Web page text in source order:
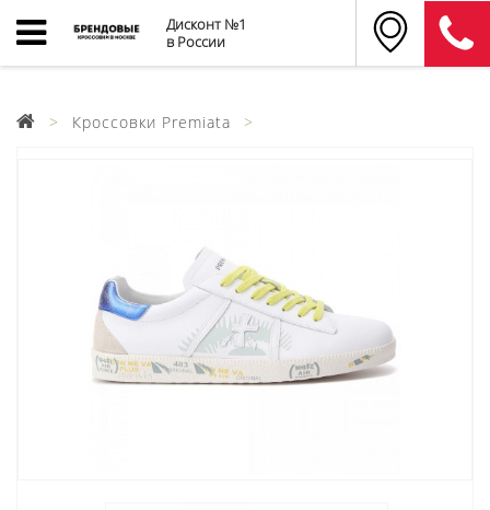
Дисконт №1
в России
Кроссовки Premiata